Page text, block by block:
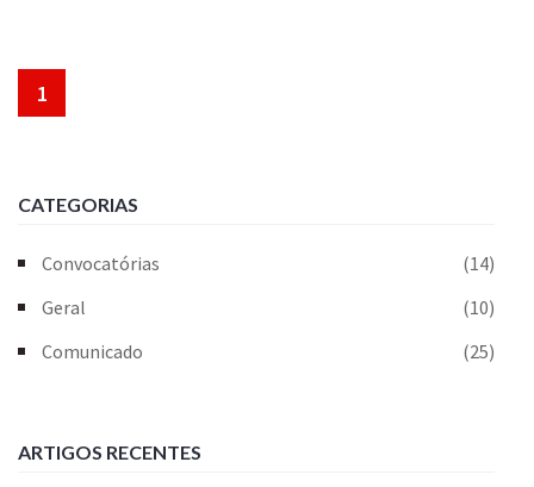
1
CATEGORIAS
Convocatórias
(14)
Geral
(10)
Comunicado
(25)
ARTIGOS RECENTES